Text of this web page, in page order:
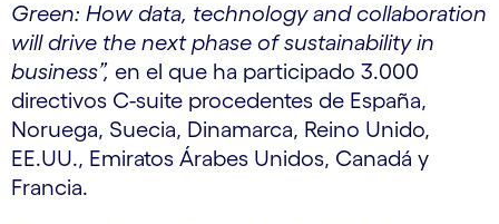
Green: How data, technology and collaboration
will drive the next phase of sustainability in
business”, en el que ha participado 3.000
directivos C-suite procedentes de España,
Noruega, Suecia, Dinamarca, Reino Unido,
EE.UU., Emiratos Árabes Unidos, Canadá y
Francia.